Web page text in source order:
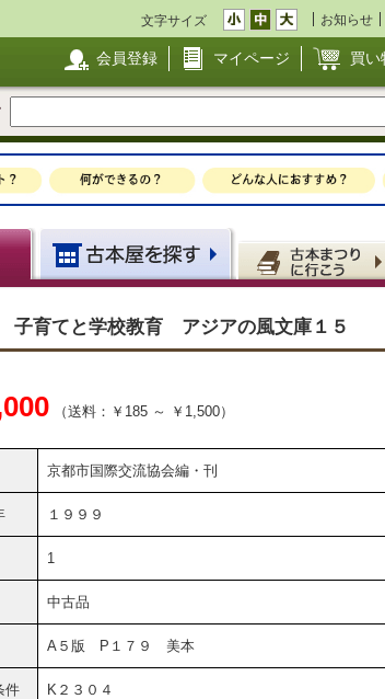
文字サイズ お知らせ
会員登録 マイページ 買い
子育てと学校教育 アジアの風文庫１５
（送料：￥185 ～ ￥1,500）
京都市国際交流協会編・刊
１９９９
1
中古品
A５版 P１７９ 美本
件
K２３０４